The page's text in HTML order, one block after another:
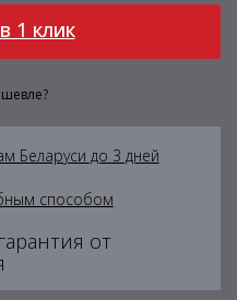
1 клик
Беларуси до 3 дней
способом
от